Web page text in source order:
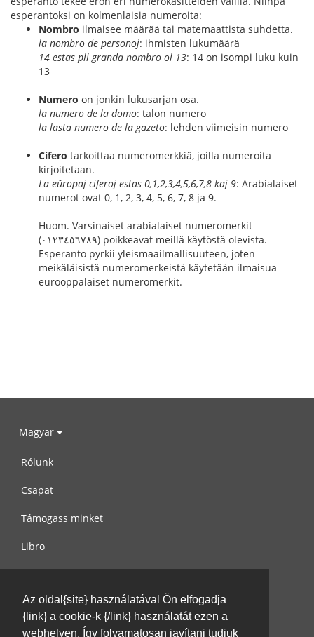
Az oldal{site} használatával Ön elfogadja
{link} a cookie-k {/link} használatát ezen a
webhelyen. Így folyamatosan javítani tudjuk
esperantoksi on kolmenlaisia numeroita:
Nombro ilmaisee määrää tai matemaattista suhdetta.
la nombro de personoj: ihmisten lukumäärä
14 estas pli granda nombro ol 13: 14 on isompi luku kuin
13
Numero on jonkin lukusarjan osa.
la numero de la domo: talon numero
la lasta numero de la gazeto: lehden viimeisin numero
Cifero tarkoittaa numeromerkkiä, joilla numeroita
kirjoitetaan.
La eŭropaj ciferoj estas 0,1,2,3,4,5,6,7,8 kaj 9: Arabialaiset
numerot ovat 0, 1, 2, 3, 4, 5, 6, 7, 8 ja 9.
Huom. Varsinaiset arabialaiset numeromerkit
(٠١٢٣٤٥٦٧٨٩) poikkeavat meillä käytöstä olevista.
Esperanto pyrkii yleismaailmallisuuteen, joten
meikäläisistä numeromerkeistä käytetään ilmaisua
eurooppalaiset numeromerkit.
Magyar
Rólunk
Csapat
Támogass minket
Libro
Használati feltételek
Írj nekünk